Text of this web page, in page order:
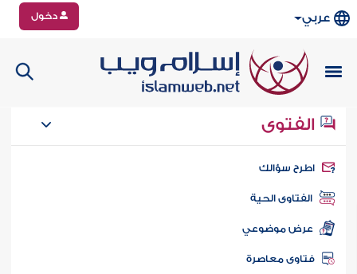
عربي دخول
الفتوى
سؤالك
الفتاوى الحية
عرض موضوعي